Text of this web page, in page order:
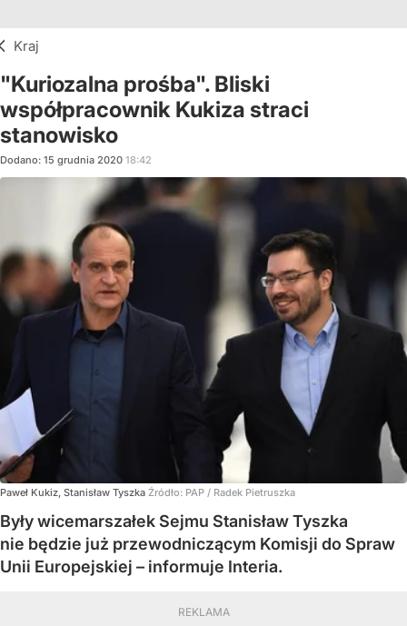
Kraj
"Kuriozalna prośba". Bliski
współpracownik Kukiza straci
stanowisko
Dodano: 15 grudnia 2020 18:42
Paweł Kukiz, Stanisław Tyszka Źródło: PAP / Radek Pietruszka
Były wicemarszałek Sejmu Stanisław Tyszka
nie będzie już przewodniczącym Komisji do Spraw
Unii Europejskiej – informuje Interia.